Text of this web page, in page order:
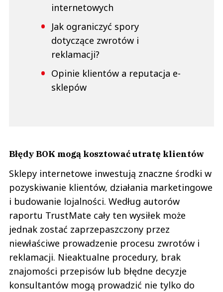
internetowych
Jak ograniczyć spory
dotyczące zwrotów i
reklamacji?
Opinie klientów a reputacja e-
sklepów
Błędy BOK mogą kosztować utratę klientów
Sklepy internetowe inwestują znaczne środki w
pozyskiwanie klientów, działania marketingowe
i budowanie lojalności. Według autorów
raportu TrustMate cały ten wysiłek może
jednak zostać zaprzepaszczony przez
niewłaściwe prowadzenie procesu zwrotów i
reklamacji. Nieaktualne procedury, brak
znajomości przepisów lub błędne decyzje
konsultantów mogą prowadzić nie tylko do